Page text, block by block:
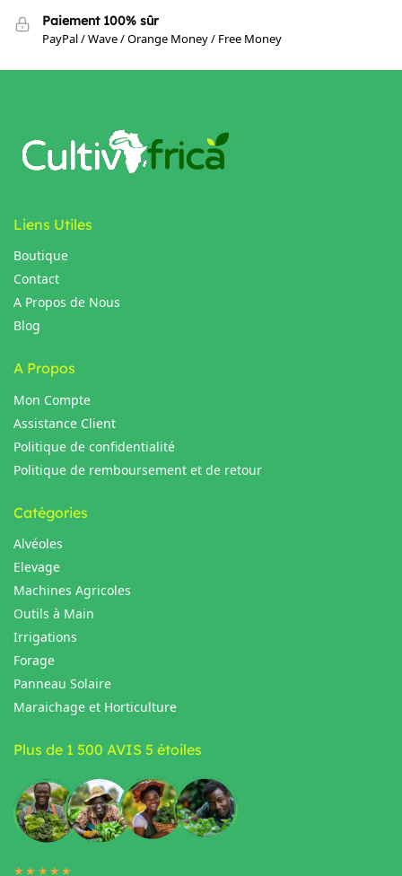
Paiement 100% sûr
PayPal / Wave / Orange Money / Free Money
Liens Utiles
Boutique
Contact
A Propos de Nous
Blog
A Propos
Mon Compte
Assistance Client
Politique de confidentialité
Politique de remboursement et de retour
Catégories
Alvéoles
Elevage
Machines Agricoles
Outils à Main
Irrigations
Forage
Panneau Solaire
Maraichage et Horticulture
Plus de 1 500 AVIS 5 étoiles
★★★★★